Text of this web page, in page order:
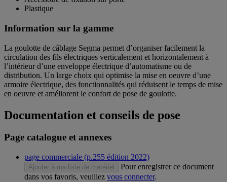
Plastique
Information sur la gamme
La goulotte de câblage Segma permet d’organiser facilement la
circulation des fils électriques verticalement et horizontalement à
l’intérieur d’une enveloppe électrique d’automatisme ou de
distribution. Un large choix qui optimise la mise en oeuvre d’une
armoire électrique, des fonctionnalités qui réduisent le temps de mise
en oeuvre et améliorent le confort de pose de goulotte.
Documentation et conseils de pose
Page catalogue et annexes
page commerciale (p.255 édition 2022)
Ajouter à ma liste de matériel
Pour enregistrer ce document
dans vos favoris, veuillez vous connecter.